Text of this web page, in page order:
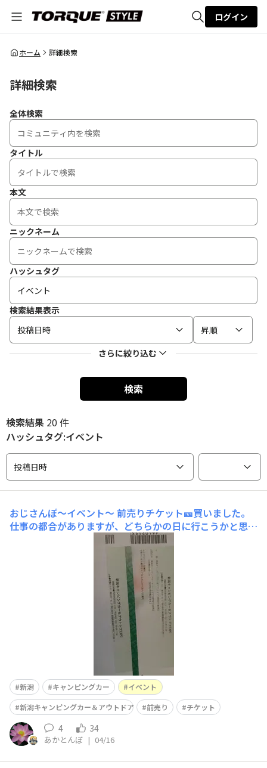
全体検索
ログイン
ホーム 詳細検索
詳細検索
全体検索
タイトル
本文
ニックネーム
ハッシュタグ
検索結果表示
投稿日時
昇順
さらに絞り込む
検索
検索結果 20 件
ハッシュタグ:イベント
投稿日時
おじさんぽ〜イベント〜 前売りチケット🎫買いました。
仕事の都合がありますが、どちらかの日に行こうかと思っ
てます。色々見ると欲しくなるかも……😖でも、しかし、
ばってん‼️将来的には街乗りできる様なキャンピングカー
を買いたいと夢見るおじさんです。まぁ〜色々見て勉強し
新潟 キャンピングカー
イベント
新潟キャンピングカー＆アウトドア
前売り チケット
4 34
あかとんぼ | 04/16